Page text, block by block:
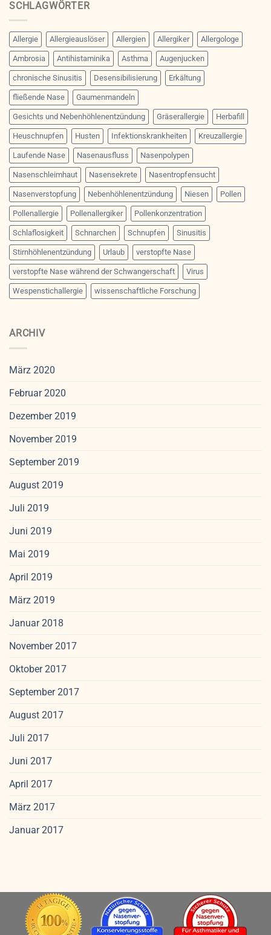
SCHLAGWÖRTER
Allergie Allergieauslöser Allergien Allergiker Allergologe
Ambrosia Antihistaminika Asthma Augenjucken
chronische Sinusitis Desensibilisierung Erkältung
fließende Nase Gaumenmandeln
Gesichts und Nebenhöhlenentzündung Gräserallergie Herbafill
Heuschnupfen Husten Infektionskrankheiten Kreuzallergie
Laufende Nase Nasenausfluss Nasenpolypen
Nasenschleimhaut Nasensekrete Nasentropfensucht
Nasenverstopfung Nebenhöhlenentzündung Niesen Pollen
Pollenallergie Pollenallergiker Pollenkonzentration
Schlaflosigkeit Schnarchen Schnupfen Sinusitis
Stirnhöhlenentzündung Urlaub verstopfte Nase
verstopfte Nase während der Schwangerschaft Virus
Wespenstichallergie wissenschaftliche Forschung
ARCHIV
März 2020
Februar 2020
Dezember 2019
November 2019
September 2019
August 2019
Juli 2019
Juni 2019
Mai 2019
April 2019
März 2019
Januar 2018
November 2017
Oktober 2017
September 2017
August 2017
Juli 2017
Juni 2017
April 2017
März 2017
Januar 2017